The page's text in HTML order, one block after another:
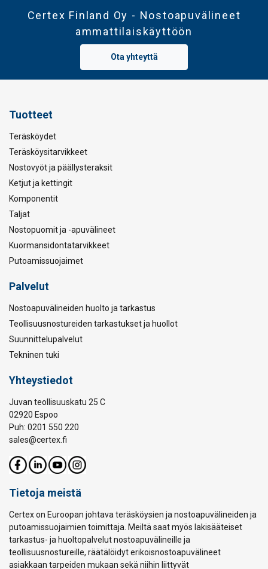
Certex Finland Oy - Nostoapuvälineet
ammattilaiskäyttöön
Ota yhteyttä
Tuotteet
Teräsköydet
Teräsköysitarvikkeet
Nostovyöt ja päällysteraksit
Ketjut ja kettingit
Komponentit
Taljat
Nostopuomit ja -apuvälineet
Kuormansidontatarvikkeet
Putoamissuojaimet
Palvelut
Nostoapuvälineiden huolto ja tarkastus
Teollisuusnostureiden tarkastukset ja huollot
Suunnittelupalvelut
Tekninen tuki
Yhteystiedot
Juvan teollisuuskatu 25 C
02920 Espoo
Puh: 0201 550 220
sales@certex.fi
Tietoja meistä
Certex on Euroopan johtava teräsköysien ja nostoapuvälineiden ja
putoamissuojaimien toimittaja. Meiltä saat myös lakisääteiset
tarkastus- ja huoltopalvelut nostoapuvälineille ja
teollisuusnostureille, räätälöidyt erikoisnostoapuvälineet
asiakkaan tarpeiden mukaan sekä niihin liittyvät